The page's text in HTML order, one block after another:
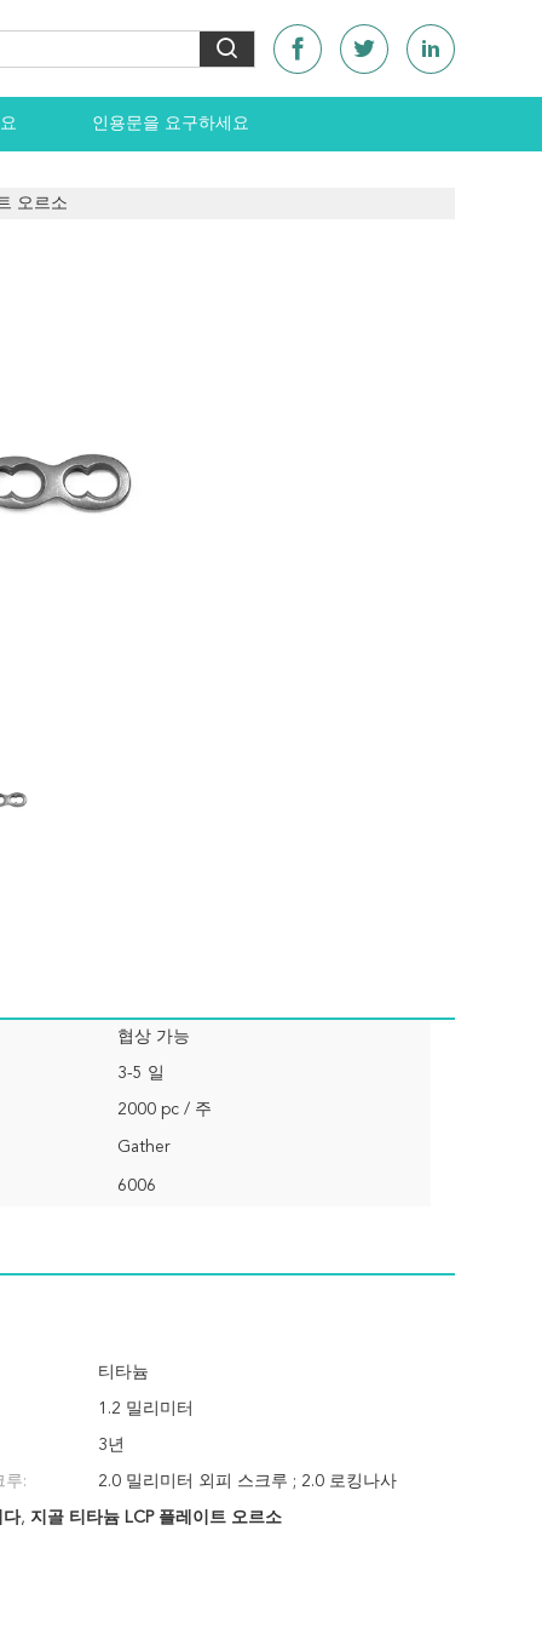
인용문을 요구하세요
오르소
협상 가능
3-5 일
2000 pc / 주
Gather
6006
티타늄
1.2 밀리미터
3년
루: 2.0 밀리미터 외피 스크루 ; 2.0 로킹나사
다, 지골 티타늄 LCP 플레이트 오르소